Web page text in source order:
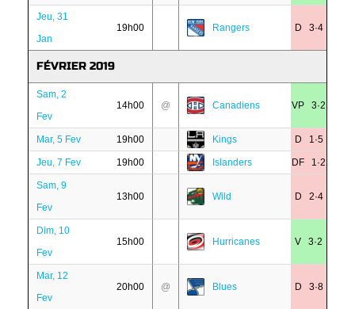
Jeu, 31
Jan
19h00 Rangers D 3·4
FÉVRIER 2019
Sam, 2
Fev
14h00 @ Canadiens VP 3·2
Mar, 5 Fev 19h00 Kings D 1·5
Jeu, 7 Fev 19h00 Islanders DF 1·2
Sam, 9
Fev
13h00 Wild D 2·4
Dim, 10
Fev
15h00 Hurricanes V 3·2
Mar, 12
Fev
20h00 @ Blues D 3·8